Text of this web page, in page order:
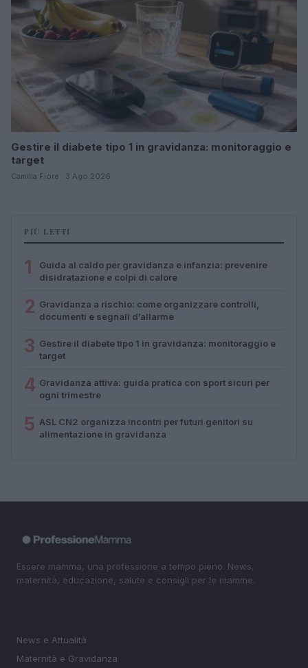
Gestire il diabete tipo 1 in gravidanza: monitoraggio e
target
Camilla Fiore · 3 Ago 2026
PIÙ LETTI
1
Guida al caldo per gravidanza e infanzia: prevenire
disidratazione e colpi di calore
2 Gravidanza a rischio: come organizzare controlli,
documenti e segnali d’allarme
3 Gestire il diabete tipo 1 in gravidanza: monitoraggio e
target
4 Gravidanza attiva: guida pratica con sport sicuri per
ogni trimestre
5 ASL CN2 organizza incontri per futuri genitori su
alimentazione in gravidanza
Essere mamma, una professione a tempo pieno. News,
maternità, educazione, salute e consigli per le mamme.
News e Attualità
Maternità e Gravidanza